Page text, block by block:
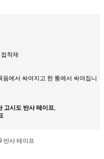
착제
에서 싸여지고 한 통에서 싸여집니
고시도 반사 테이프,
반사 테이프